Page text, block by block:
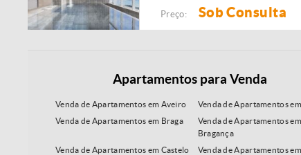
Preço: Sob Consulta
Apartamentos para Venda
Venda de Apartamentos em Aveiro
Venda de Apartamentos
Venda de Apartamentos em Braga
Venda de Apartamentos em
Bragança
Venda de Apartamentos em Castelo
Venda de Apartamentos em